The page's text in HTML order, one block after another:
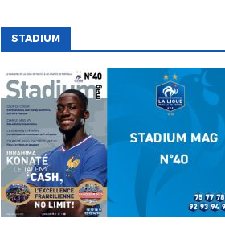
STADIUM